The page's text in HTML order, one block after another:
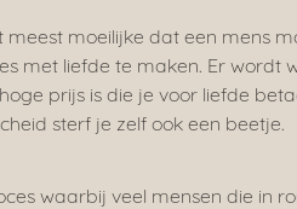
meest moeilijke dat een mens
met liefde te maken. Er wordt
prijs is die je voor liefde
sterf je zelf ook een beetje.
waarbij veel mensen die in